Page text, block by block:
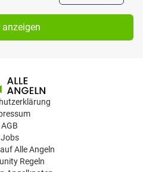
anzeigen
AGB
Jobs
Alle Angeln
Regeln